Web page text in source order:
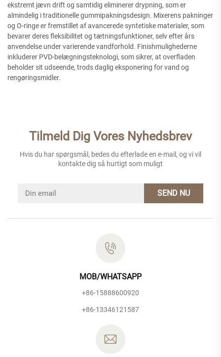
ekstremt jævn drift og samtidig eliminerer drypning, som er
almindelig i traditionelle gummipakningsdesign. Mixerens pakninger
og O-ringe er fremstillet af avancerede syntetiske materialer, som
bevarer deres fleksibilitet og tætningsfunktioner, selv efter års
anvendelse under varierende vandforhold. Finishmulighederne
inkluderer PVD-belægningsteknologi, som sikrer, at overfladen
beholder sit udseende, trods daglig eksponering for vand og
rengøringsmidler.
Tilmeld Dig Vores Nyhedsbrev
Hvis du har spørgsmål, bedes du efterlade en e-mail, og vi vil
kontakte dig så hurtigt som muligt
SEND NU
MOB/WHATSAPP
+86-15888600920
+86-13346121587